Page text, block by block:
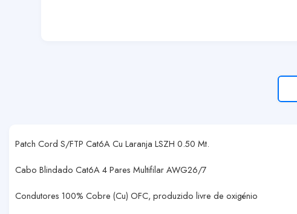
Patch Cord S/FTP Cat6A Cu Laranja LSZH 0.50 Mt.
Cabo Blindado Cat6A 4 Pares Multifilar AWG26/7
Condutores 100% Cobre (Cu) OFC, produzido livre de oxigénio